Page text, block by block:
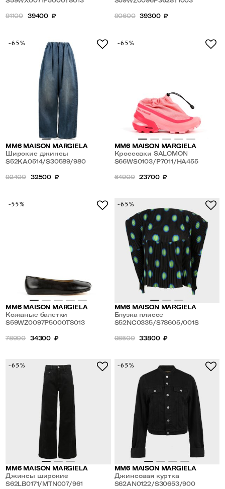
91100 39400 ₽ 90600 39300 ₽
-65%
MM6 MAISON MARGIELA
Широкие джинсы
S52KA0514/S30589/980
92400 32500 ₽
-65%
MM6 MAISON MARGIELA
Кроссовки SALOMON
S66WS0103/P7011/HA455
64900 23700 ₽
-55%
MM6 MAISON MARGIELA
Кожаные балетки
S59WZ0097P5000T8013
78900 34300 ₽
-65%
MM6 MAISON MARGIELA
Блузка плиссе
S52NC0335/S78605/001S
98500 33800 ₽
-65%
MM6 MAISON MARGIELA
Джинсы широкие
S62LB0171/MTN007/961
-65%
MM6 MAISON MARGIELA
Джинсовая куртка
S62AN0122/S30653/900